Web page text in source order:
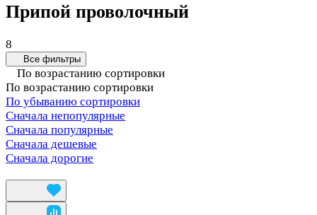
Припой проволочный
8
Все фильтры
По возрастанию сортировки
По возрастанию сортировки
По убыванию сортировки
Сначала непопулярные
Сначала популярные
Сначала дешевые
Сначала дорогие